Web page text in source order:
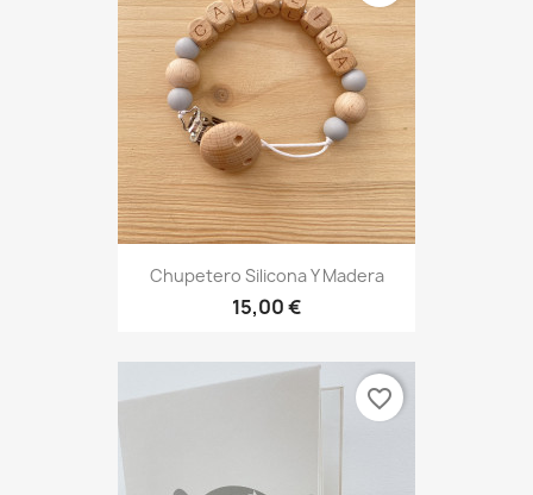
Chupetero Silicona Y Madera
15,00 €
favorite_border